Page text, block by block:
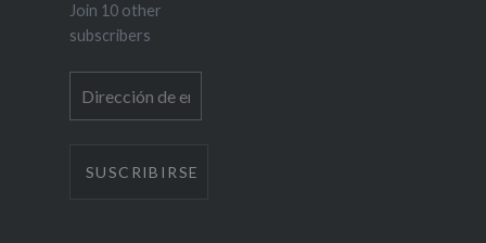
Join 10 other
subscribers
de